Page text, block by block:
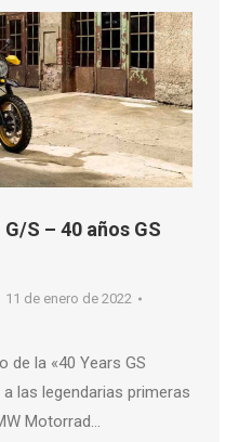
S – 40 años GS
11 de enero de 2022
de la «40 Years GS
las legendarias primeras
Motorrad…